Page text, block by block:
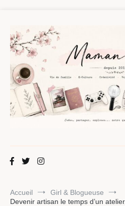
contenu
Maman Chou
Accueil
Girl & Blogueuse
Devenir artisan le temps d’un